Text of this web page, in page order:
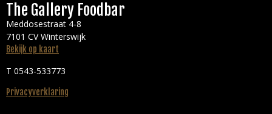
The Gallery Foodbar
Meddosestraat 4-8
7101 CV Winterswijk
Bekijk op kaart
T 0543-533773
Privacyverklaring